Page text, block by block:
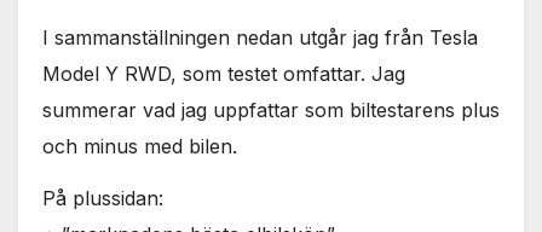
I sammanställningen nedan utgår jag från Tesla
Model Y RWD, som testet omfattar. Jag
summerar vad jag uppfattar som biltestarens plus
och minus med bilen.
På plussidan: